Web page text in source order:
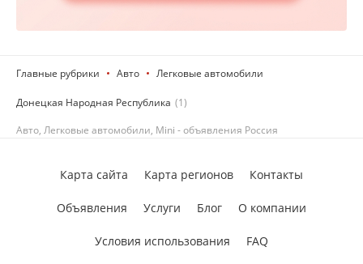
Главные рубрики Авто Легковые автомобили
Донецкая Народная Республика (1)
Авто, Легковые автомобили, Mini - объявления Россия
Карта сайта Карта регионов Контакты
Объявления Услуги Блог О компании
Условия использования FAQ